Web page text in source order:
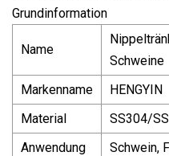
Grundinformation
Name
Schweine
Markenname
HENGYIN
Material
SS304/
Anwendung
Schwein,